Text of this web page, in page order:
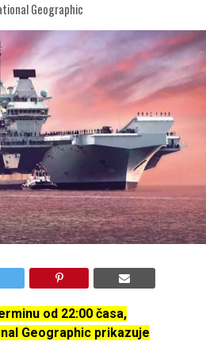
Geographic
od 22:00 časa,
Geographic prikazuje